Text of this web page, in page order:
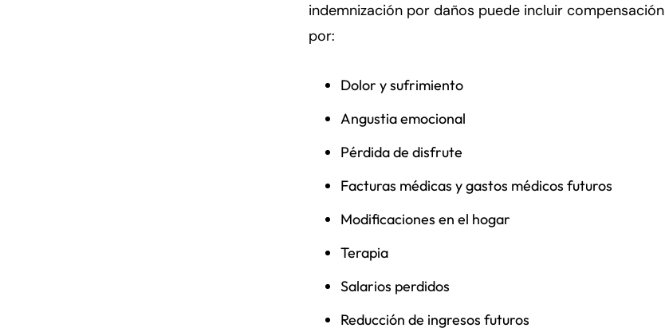
indemnización por daños puede incluir compensación
por:
Dolor y sufrimiento
Angustia emocional
Pérdida de disfrute
Facturas médicas y gastos médicos futuros
Modificaciones en el hogar
Terapia
Salarios perdidos
Reducción de ingresos futuros